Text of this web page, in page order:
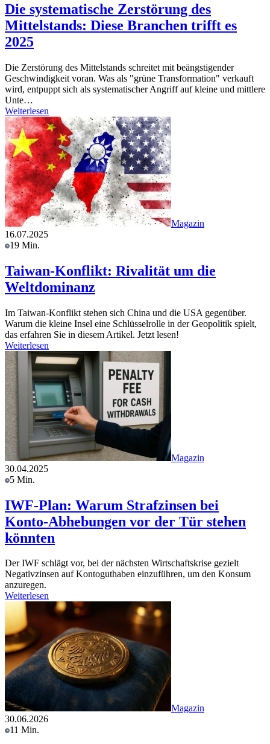
Die systematische Zerstörung des
Mittelstands: Diese Branchen trifft es
2025
Die Zerstörung des Mittelstands schreitet mit beängstigender
Geschwindigkeit voran. Was als "grüne Transformation" verkauft
wird, entpuppt sich als systematischer Angriff auf kleine und mittlere
Unte…
Weiterlesen
Magazin
16.07.2025
19 Min.
Taiwan-Konflikt: Rivalität um die
Weltdominanz
Im Taiwan-Konflikt stehen sich China und die USA gegenüber.
Warum die kleine Insel eine Schlüsselrolle in der Geopolitik spielt,
das erfahren Sie in diesem Artikel. Jetzt lesen!
Weiterlesen
Magazin
30.04.2025
5 Min.
IWF-Plan: Warum Strafzinsen bei
Konto-Abhebungen vor der Tür stehen
könnten
Der IWF schlägt vor, bei der nächsten Wirtschaftskrise gezielt
Negativzinsen auf Kontoguthaben einzuführen, um den Konsum
anzuregen.
Weiterlesen
Magazin
30.06.2026
11 Min.